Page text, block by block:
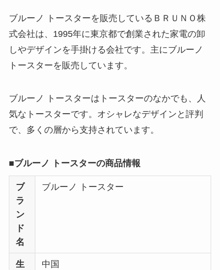
ブルーノ トースターを販売しているＢＲＵＮＯ株
式会社は、1995年に東京都で創業された家電の卸
しやデザインを手掛ける会社です。主にブルーノ
トースターを販売しています。
ブルーノ トースターはトースターのなかでも、人
気なトースターです。オシャレなデザインと評判
で、多くの層から支持されています。
■ブルーノ トースターの商品情報
ブ
ラ
ン
ド
名
ブルーノ トースター
生
中国